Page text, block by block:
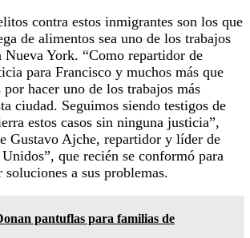
contra estos inmigrantes son los que
de alimentos sea uno de los trabajos
Nueva York. “Como repartidor de
para Francisco y muchos más que
por hacer uno de los trabajos más
ciudad. Seguimos siendo testigos de
estos casos sin ninguna justicia”,
Gustavo Ajche, repartidor y líder de
que recién se conformó para
a sus problemas.
pantuflas para familias de